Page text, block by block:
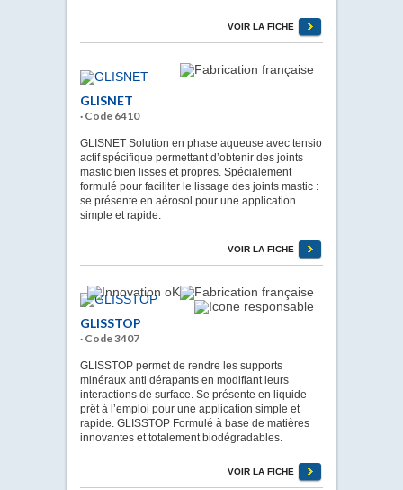
VOIR LA FICHE
GLISNET
· Code 6410
GLISNET Solution en phase aqueuse avec tensio
actif spécifique permettant d’obtenir des joints
mastic bien lisses et propres. Spécialement
formulé pour faciliter le lissage des joints mastic :
se présente en aérosol pour une application
simple et rapide.
VOIR LA FICHE
GLISSTOP
· Code 3407
GLISSTOP permet de rendre les supports
minéraux anti dérapants en modifiant leurs
interactions de surface. Se présente en liquide
prêt à l’emploi pour une application simple et
rapide. GLISSTOP Formulé à base de matières
innovantes et totalement biodégradables.
VOIR LA FICHE